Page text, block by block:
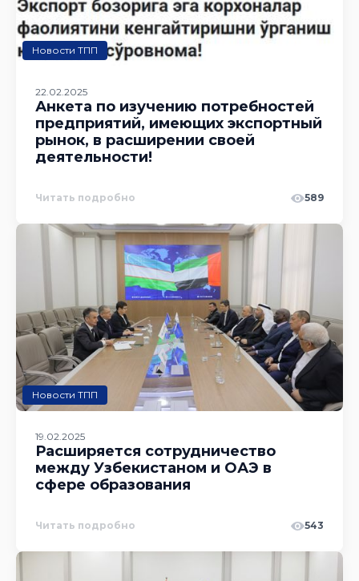
Новости ТПП
22.02.2025
Анкета по изучению потребностей
предприятий, имеющих экспортный
рынок, в расширении своей
деятельности!
Читать подробно 589
Новости ТПП
19.02.2025
Расширяется сотрудничество
между Узбекистаном и ОАЭ в
сфере образования
Читать подробно 543